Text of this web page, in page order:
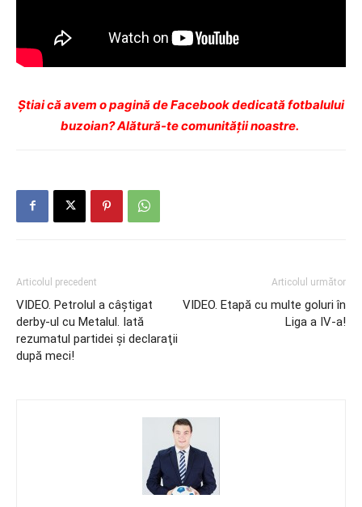
Ştiai că avem o pagină de Facebook dedicată fotbalului
buzoian? Alătură-te comunității noastre.
Articolul precedent
VIDEO. Petrolul a câştigat
derby-ul cu Metalul. Iată
rezumatul partidei şi declaraţii
după meci!
Articolul următor
VIDEO. Etapă cu multe goluri în
Liga a IV-a!